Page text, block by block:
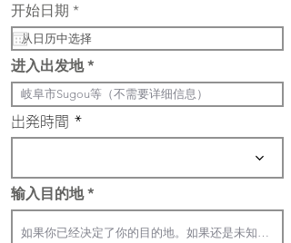
开始日期 *r
e
q
u
i
r
e
d
进入出发地
出発時間
输入目的地